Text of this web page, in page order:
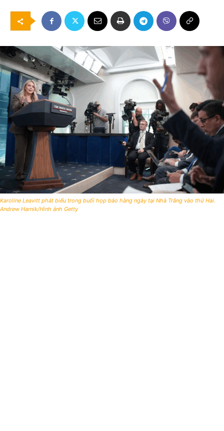
Karoline Leavitt phát biểu trong buổi họp báo hàng ngày tại Nhà Trắng vào thứ Hai.
Andrew Harnik/Hình ảnh Getty